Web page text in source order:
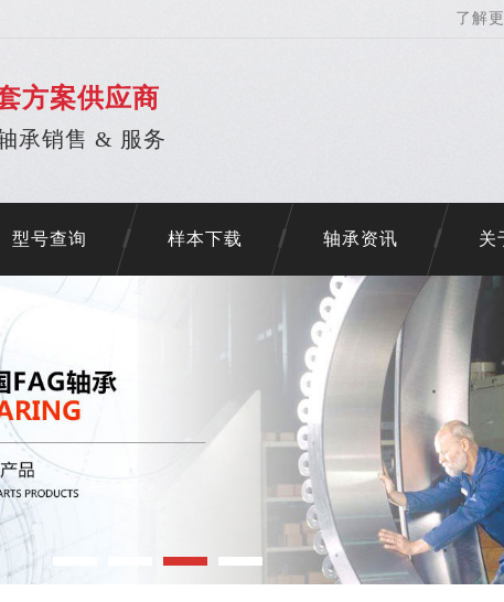
了解
方案供应商
承销售 & 服务
型号查询 样本下载 轴承资讯 关